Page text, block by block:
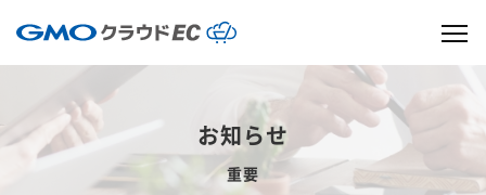
お知らせ
重要